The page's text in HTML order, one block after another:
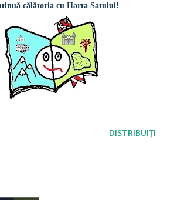
călătoria cu Harta Satului!
DISTRIBUIȚI